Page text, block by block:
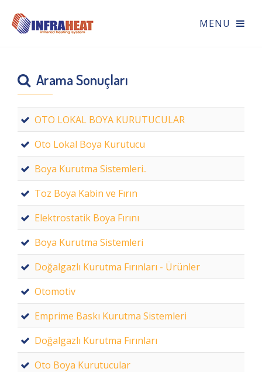
Arama Sonuçları
OTO LOKAL BOYA KURUTUCULAR
Oto Lokal Boya Kurutucu
Boya Kurutma Sistemleri..
Toz Boya Kabin ve Fırın
Elektrostatik Boya Fırını
Boya Kurutma Sistemleri
Doğalgazlı Kurutma Fırınları - Ürünler
Otomotiv
Emprime Baskı Kurutma Sistemleri
Doğalgazlı Kurutma Fırınları
Oto Boya Kurutucular